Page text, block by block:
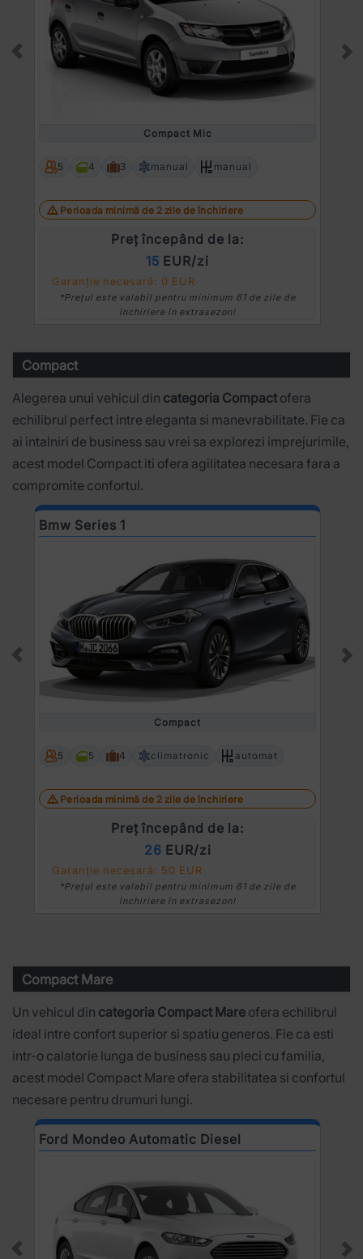
Compact Mic
5 4 3 manual manual
Perioada minimă de 2 zile de închiriere
Preț începând de la:
15 EUR/zi
Garanție necesară: 0 EUR
*Prețul este valabil pentru minimum 61 de zile de
închiriere în extrasezon!
Compact
Alegerea unui vehicul din categoria Compact ofera
echilibrul perfect intre eleganta si manevrabilitate. Fie ca
ai intalniri de business sau vrei sa explorezi imprejurimile,
acest model Compact iti ofera agilitatea necesara fara a
compromite confortul.
Bmw Series 1
Compact
5 5 4 climatronic automat
Perioada minimă de 2 zile de închiriere
Preț începând de la:
26 EUR/zi
Garanție necesară: 50 EUR
*Prețul este valabil pentru minimum 61 de zile de
închiriere în extrasezon!
Compact Mare
Un vehicul din categoria Compact Mare ofera echilibrul
ideal intre confort superior si spatiu generos. Fie ca esti
intr-o calatorie lunga de business sau pleci cu familia,
acest model Compact Mare ofera stabilitatea si confortul
necesare pentru drumuri lungi.
Ford Mondeo Automatic Diesel